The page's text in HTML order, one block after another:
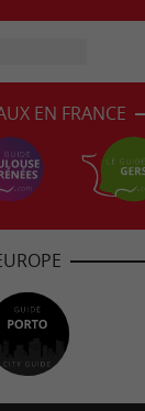
EN FRANCE